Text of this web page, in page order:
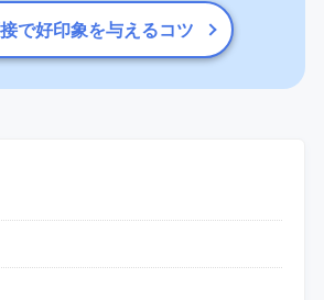
で好印象を与えるコツ